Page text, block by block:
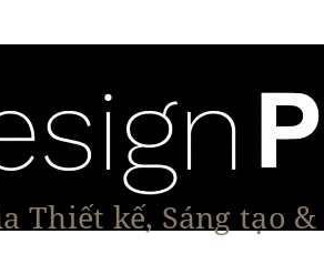
Thiết kế, Sáng tạo